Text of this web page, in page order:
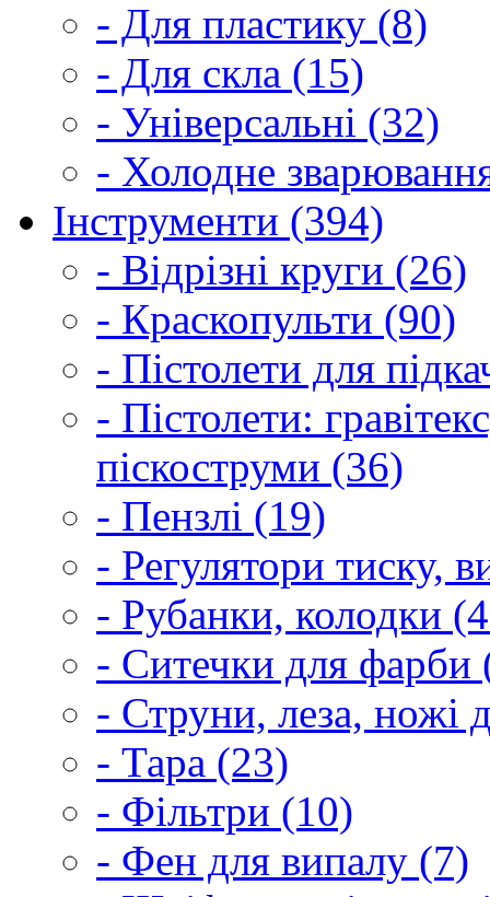
- Для пластику (8)
- Для скла (15)
- Універсальні (32)
- Холодне
Інструменти (394)
- Відрізні круги (26)
- Краскопульти (90)
- Пістолети для
- Пістолети:
піскоструми (36)
- Пензлі (19)
- Регулятори тиску,
- Рубанки, колодки
- Ситечки для фарби
- Струни, леза, ножі
- Тара (23)
- Фільтри (10)
- Фен для випалу (7)